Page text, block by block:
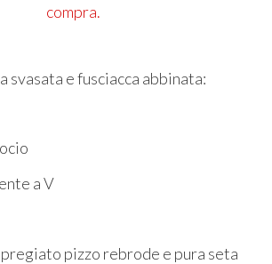
compra.
svasata e fusciacca abbinata:
a V
pizzo rebrode e pura seta